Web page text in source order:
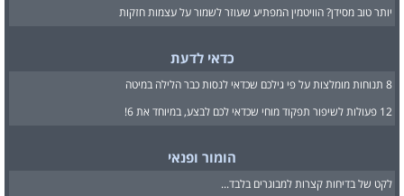
יותר טוב מסידן? הוויטמין המפתיע שעוזר לשמור על עצמות חזקות
כדאי לדעת
8 תנוחות מומלצות על פי גילכם שכדאי לנסות כבר הלילה במיטה
12 פעולות לשיפור תפקוד מוחי שכדאי לכם לבצע, במיוחד את 6!
הומור ופנאי
לקט של בדיחות קצרות למבוגרים בלבד...